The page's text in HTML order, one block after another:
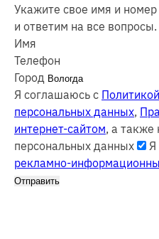
Укажите свое имя и
и ответим на все вопросы.
Имя
Телефон
Город
Я соглашаюсь с
персональных данных,
интернет-сайтом, а также
персональных данных
Я
рекламно-
Отправить